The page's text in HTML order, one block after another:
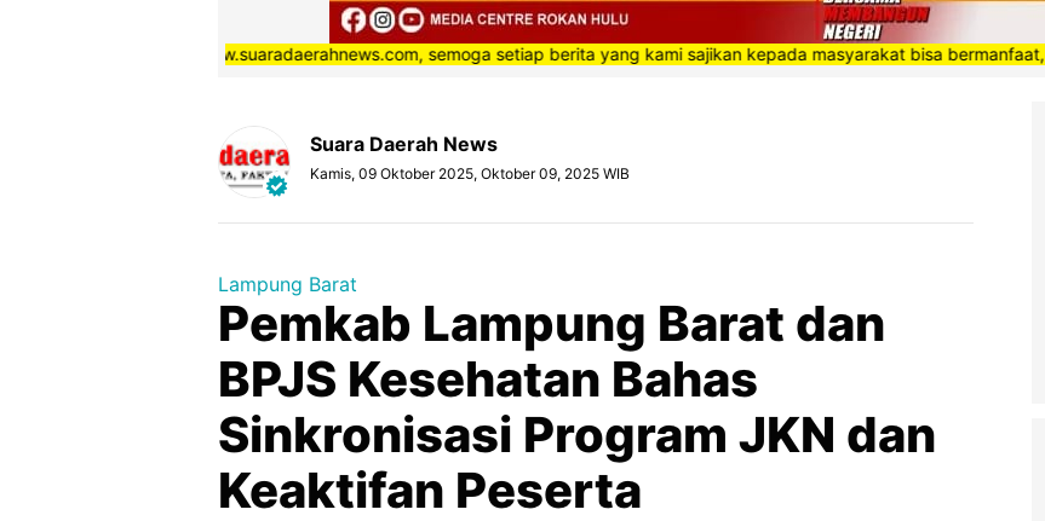
online www.suaradaerahnews.com, semoga setiap berita yang kami sajikan kepada masyarakat bisa bermanfaat, terimakasih”
Suara Daerah News
Kamis, 09 Oktober 2025, Oktober 09, 2025 WIB
Lampung Barat
Pemkab Lampung Barat dan
BPJS Kesehatan Bahas
Sinkronisasi Program JKN dan
Keaktifan Peserta